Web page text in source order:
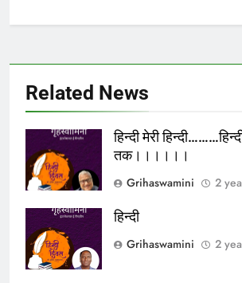
Related News
हिन्दी मेरी
तक।।।।।।
Grihaswamini
2
हिन्दी
Grihaswamini
2